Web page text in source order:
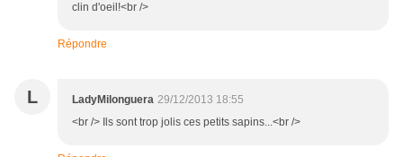
clin d'oeil!<br />
Répondre
L LadyMilonguera 29/12/2013 18:55
<br /> Ils sont trop jolis ces petits sapins...<br />